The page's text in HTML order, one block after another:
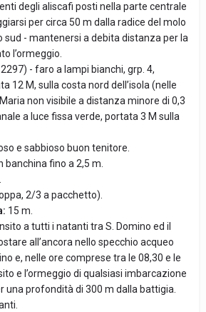
degli aliscafi posti nella parte centrale
per circa 50 m dalla radice del molo
sud - mantenersi a debita distanza per la
l’ormeggio.
- faro a lampi bianchi, grp. 4,
12 M, sulla costa nord dell’isola (nelle
non visibile a distanza minore di 0,3
a luce fissa verde, portata 3 M sulla
e sabbioso buon tenitore.
banchina fino a 2,5 m.
2/3 a pacchetto).
15 m.
a tutti i natanti tra S. Domino ed il
all’ancora nello specchio acqueo
e, nelle ore comprese tra le 08,30 e le
e l’ormeggio di qualsiasi imbarcazione
una profondità di 300 m dalla battigia.